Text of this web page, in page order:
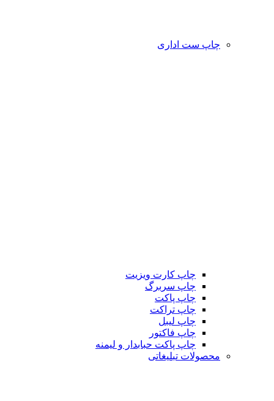
چاپ ست اداری
چاپ کارت ویزیت
چاپ سربرگ
چاپ پاکت
چاپ تراکت
چاپ لیبل
چاپ فاکتور
چاپ پاکت حبابدار و لیمنه
محصولات تبلیغاتی